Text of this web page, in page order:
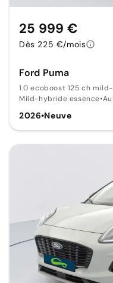
Ford Puma
1.0 ecoboost 125 ch
Mild-hybride essence•
2026•Neuve
25 999 €
Dès 225 €/mois